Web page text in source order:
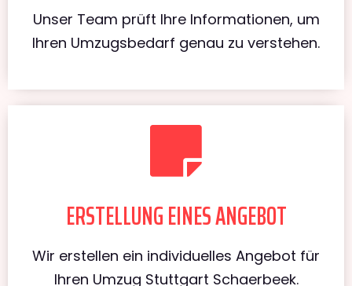
Unser Team prüft Ihre Informationen, um
Ihren Umzugsbedarf genau zu verstehen.
ERSTELLUNG EINES ANGEBOT
Wir erstellen ein individuelles Angebot für
Ihren Umzug Stuttgart Schaerbeek.